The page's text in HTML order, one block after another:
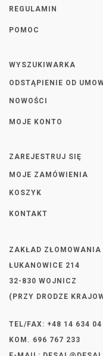
REGULAMIN
POMOC
WYSZUKIWARKA
ODSTĄPIENIE OD
NOWOŚCI
MOJE KONTO
ZAREJESTRUJ SIĘ
MOJE ZAMÓWIENIA
KOSZYK
KONTAKT
ZAKŁAD
ŁUKANOWICE 214
32-830 WOJNICZ
(PRZY DRODZE
TEL/FAX: +48 14 634 04
KOM. 696 767 233